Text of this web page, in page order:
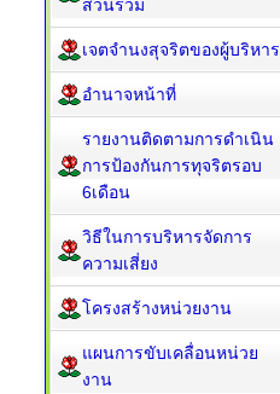
ส่วนร่วม
เจตจำนงสุจริตของผู้บริหาร
อำนาจหน้าที่
รายงานติดตามการดำเนิน
การป้องกันการทุจริตรอบ
6เดือน
วิธีในการบริหารจัดการ
ความเสี่ยง
โครงสร้างหน่วยงาน
แผนการขับเคลื่อนหน่วย
งาน